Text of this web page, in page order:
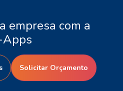
empresa com a
Solicitar Orçamento